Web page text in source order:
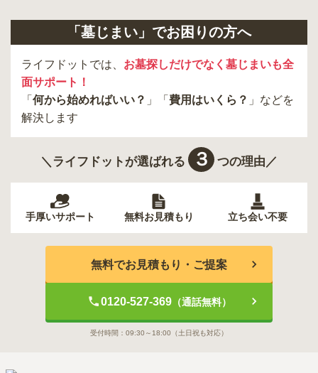
「墓じまい」でお困りの方へ
ライフドットでは、 お墓探しだけでなく墓じまいも全
面サポート！
「 何から始めればいい？ 」「 費用はいくら？ 」などを
解決します
＼ライフドットが選ばれる ３ つの理由／
手厚いサポート 無料お見積もり 立ち会い不要
無料でお見積もり・ご提案
0120-527-369（通話無料）
受付時間： 09:30～18:00 （土日祝も対応）